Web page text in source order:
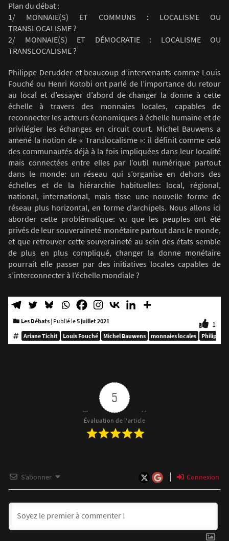
Plan du débat :
1/ MONNAIE(S) ET COMMUNS : LOCALISME OU
TRANSLOCALISME ?
2/ MONNAIE(S) ET DÉMOCRATIE : LOCALISME OU
TRANSLOCALISME ?
Philippe Derudder et beaucoup d’intervenants comme Louis
Fouché ou Henri Kotobi ont parlé de l’importance du retour
au local et d’essayer d’abord de changer la donne à cette
échelle à travers des monnaies locales, capables de
reconnecter les acteurs économiques à échelle humaine et de
privilégier les échanges en circuit court. Michel Bauwens a
amené la notion de « Translocalisme »: il définit comme celà
des communautés déjà à la fois impliquées dans leur localité
mais connectées entre elles par l’outil numérique partout
dans le monde: un réseau qui s’organise en dehors des
échelles et de la hiérarchie habituelles: local, régional,
national, international, mais tisse une nouvelle forme de
réseau plus horizontal, en forme d’archipels. Nous allons ici
aborder cette problématique: vu que les peuples ont été
privés de leur souveraineté monétaire partout dans le monde,
et que retrouver cette souveraineté au sein des états semble
de plus en plus compliqué, changer la donne monétaire
pourrait elle passer par des initiatives locales capables de
s’interconnecter à l’échelle mondiale ?
Les Débats | Publié le5 juillet 2021 1
Ariane Tichit Louis Fouché Michel Bauwens monnaies locales Philippe
5
Évaluation de l'article
S’abonner Connexion